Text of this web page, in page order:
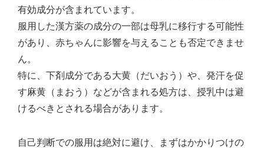
有効成分が含まれています。
服用した漢方薬の成分の一部は母乳に移行する可能性
があり、赤ちゃんに影響を与えることも否定できませ
ん。
特に、下剤成分である大黄（だいおう）や、発汗を促
す麻黄（まおう）などが含まれる処方は、授乳中は避
けるべきとされる場合があります。
自己判断での服用は絶対に避け、まずはかかりつけの